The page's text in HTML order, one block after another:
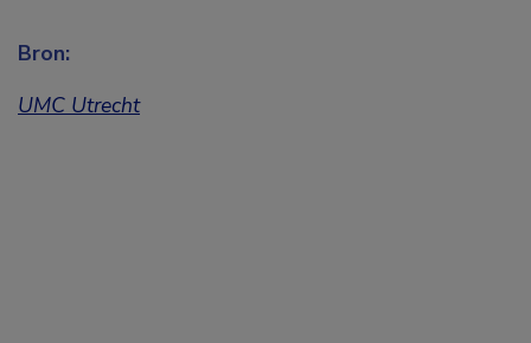
Bron:
UMC Utrecht